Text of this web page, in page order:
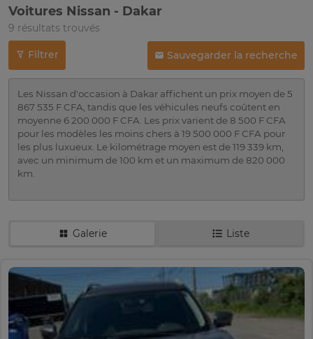
Voitures Nissan - Dakar
9 résultats trouvés
Filtrer Sauvegarder la recherche
Les Nissan d'occasion à Dakar affichent un prix moyen de 5
867 535 F CFA, tandis que les véhicules neufs coûtent en
moyenne 6 200 000 F CFA. Les prix varient de 8 500 F CFA
pour les modèles les moins chers à 19 500 000 F CFA pour
les plus luxueux. Le kilométrage moyen est de 119 339 km,
avec un minimum de 100 km et un maximum de 820 000
km.
Galerie Liste